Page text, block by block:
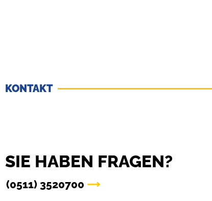
KONTAKT
SIE HABEN FRAGEN?
(0511) 3520700